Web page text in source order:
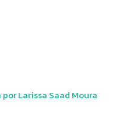
Larissa Saad Moura